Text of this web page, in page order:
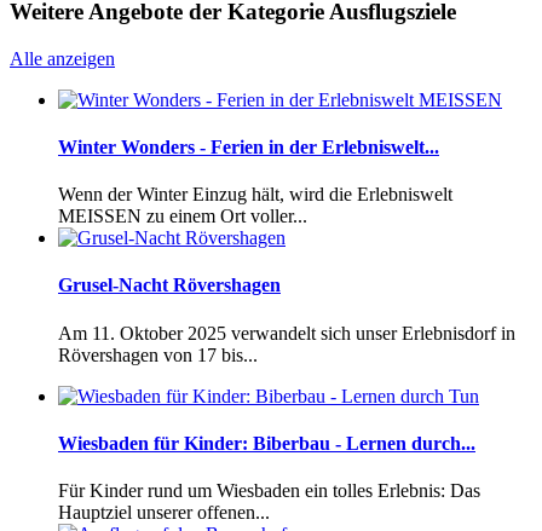
Weitere Angebote der Kategorie Ausflugsziele
Alle anzeigen
Winter Wonders - Ferien in der Erlebniswelt...
Wenn der Winter Einzug hält, wird die Erlebniswelt
MEISSEN zu einem Ort voller...
Grusel-Nacht Rövershagen
Am 11. Oktober 2025 verwandelt sich unser Erlebnisdorf in
Rövershagen von 17 bis...
Wiesbaden für Kinder: Biberbau - Lernen durch...
Für Kinder rund um Wiesbaden ein tolles Erlebnis: Das
Hauptziel unserer offenen...